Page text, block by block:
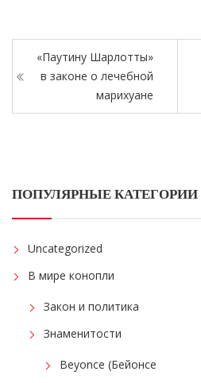
«Паутину Шарлотты»
в законе о лечебной
марихуане
ПОПУЛЯРНЫЕ КАТЕГОРИИ
Uncategorized
В мире конопли
Закон и политика
Знаменитости
Beyonce (Бейонсе